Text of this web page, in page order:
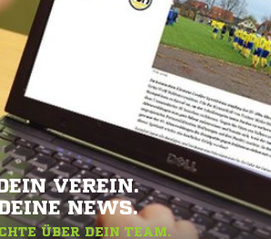
VEREIN.
NEWS.
ÜBER DEIN TEAM.